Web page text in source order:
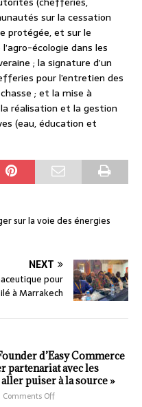
sur la cessation
protégée, et sur le
écologie dans les
; la signature d’un
pour l’entretien des
; et la mise à
réalisation et la gestion
(eau, éducation et
sur la voie des énergies
NEXT
pour
à Marrakech
d’Easy Commerce
partenariat avec les
puiser à la source »
Comments Off